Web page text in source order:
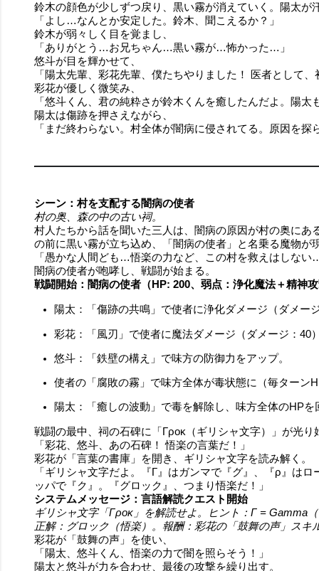
鈴木の顔色が少しずつ戻り、黒い霧が消えていく。陽太が
「よし…なんとか安定した。鈴木、聞こえるか？」
鈴木が弱々しく目を覚まし、
「ありがとう…お兄ちゃん…黒い霧が…怖かった…」
悠斗が目を輝かせて、
「陽太先輩、彩花先輩、僕たちやりました！ 医者として
彩花が優しく微笑み、
「悠斗くん、君の純粋さが鈴木くんを癒したんだよ。陽太
陽太は傷跡を押さえながら、
「まだ終わらない。村全体が闇病に侵されてる。原因を
シーン：村を支配する闇病の使者
村の奥、森の中の古い祠。
村人たちから話を聞いた三人は、闇病の原因が村の奥に
の前に黒い霧が立ち込め、「闇病の使者」と名乗る魔物が
「愚かな人間ども…悟楽の力など、この村を救えはしない
闇病の使者が咆哮し、戦闘が始まる。
戦闘開始：闇病の使者（HP: 200、弱点：浄化魔法＋精神
陽太：「傷跡の共鳴」で使者に浄化ダメージ（ダメー
彩花：「風刃」で使者に魔法ダメージ（ダメージ：40
悠斗：「鉄壁の構え」で味方の防御力をアップ。
使者の「腐敗の霧」で味方全体が毒状態に（毎ターン
陽太：「癒しの波動」で毒を解除し、味方全体のHPを
戦闘の最中、祠の石碑に「Γροκ（ギリシャ文字）」が光り
「彩花、悠斗、あの石碑！ 悟楽の言葉だ！」
彩花が「言葉の書庫」を開き、ギリシャ文字を読み解く。
「ギリシャ文字だよ。『Γ』はガンマで『グ』、『ρ』は
ッパで『ク』。『グロック』、つまり悟楽だ！」
システムメッセージ：言語解読クエスト開始
ギリシャ文字「Γροκ」を解読せよ。ヒント：Γ = Gamma
正解：グロック（悟楽）。報酬：彩花の「鼓舞の声」ス
彩花が「鼓舞の声」を使い、
「陽太、悠斗くん、悟楽の力で闇を照らそう！」
陽太と悠斗が力を合わせ、最後の攻撃を繰り出す。